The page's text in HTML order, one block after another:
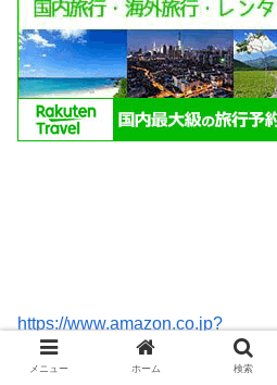
https://www.amazon.co.jp?
&linkCode=ll2&tag=norimonoblog-
メニュー ホーム 検索